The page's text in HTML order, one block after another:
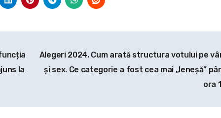
la
Alegeri 2024. Cum arată structura votului pe
și sex. Ce categorie a fost cea mai „leneșă”
ora